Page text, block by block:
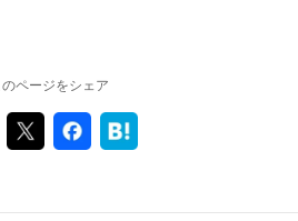
のページをシェア